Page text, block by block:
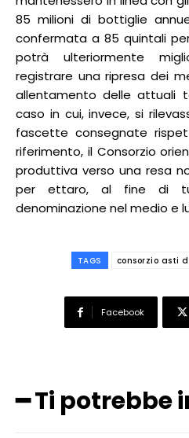
85 milioni di bottiglie
confermata a 85 quintali
potrà ulteriormente
registrare una ripresa dei
allentamento delle attuali
caso in cui, invece, si
fascette consegnate
riferimento, il Consorzio
produttiva verso una resa
per ettaro, al fine di
denominazione nel medio e
TAGS consorzio asti
Facebook
━ Ti potrebbe